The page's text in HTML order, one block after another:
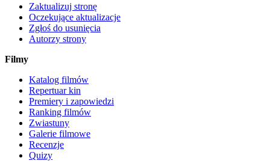
Zaktualizuj stronę
Oczekujące aktualizacje
Zgłoś do usunięcia
Autorzy strony
Filmy
Katalog filmów
Repertuar kin
Premiery i zapowiedzi
Ranking filmów
Zwiastuny
Galerie filmowe
Recenzje
Quizy